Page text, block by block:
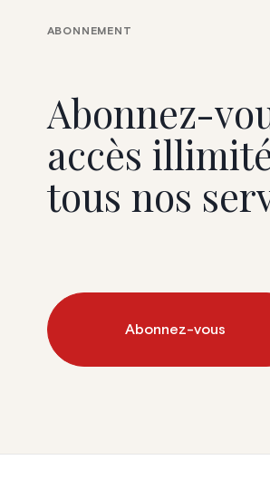
Abonnez-
accès
tous nos
ABONNEMENT
Abonnez-vous